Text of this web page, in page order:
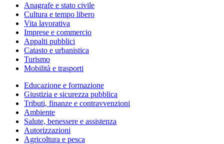
Anagrafe e stato civile
Cultura e tempo libero
Vita lavorativa
Imprese e commercio
Appalti pubblici
Catasto e urbanistica
Turismo
Mobilità e trasporti
Educazione e formazione
Giustizia e sicurezza pubblica
Tributi, finanze e contravvenzioni
Ambiente
Salute, benessere e assistenza
Autorizzazioni
Agricoltura e pesca